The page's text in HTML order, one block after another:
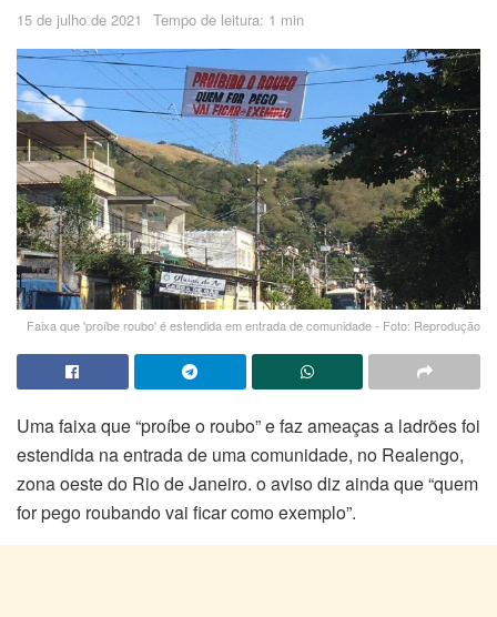
15 de julho de 2021 Tempo de leitura: 1 min
Faixa que 'proíbe roubo' é estendida em entrada de comunidade - Foto: Reprodução
Uma faixa que “proíbe o roubo” e faz ameaças a ladrões foi
estendida na entrada de uma comunidade, no Realengo,
zona oeste do Rio de Janeiro. o aviso diz ainda que “quem
for pego roubando vai ficar como exemplo”.